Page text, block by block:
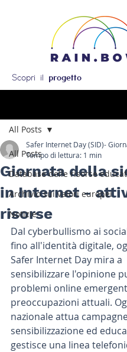
Scopri il progetto
All Posts
Database delle risorse
Archivio sui valori europei
Notizie
All Posts
Giornata della
in Internet -
risorse
Safer Internet Day (SID)-
Tempo di lettura: 1 min
Dal cyberbullismo ai
fino all'identità digitale,
Safer Internet Day mira a
sensibilizzare l'opinione
problemi online
preoccupazioni attuali.
nazionale attua
sensibilizzazione ed
gestisce una linea